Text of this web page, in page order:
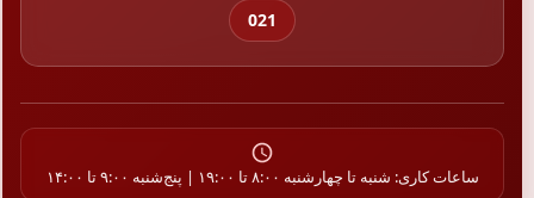
021
ساعات کاری: شنبه تا چهارشنبه ۸:۰۰ تا ۱۹:۰۰ | پنج‌شنبه ۹:۰۰ تا ۱۴:۰۰